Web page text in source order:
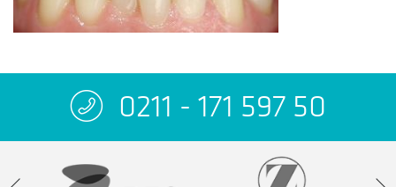
0211 - 171 597 50